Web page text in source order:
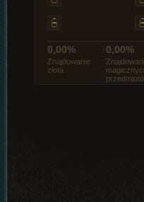
0,00%
Znajdowanie
złota
0,00%